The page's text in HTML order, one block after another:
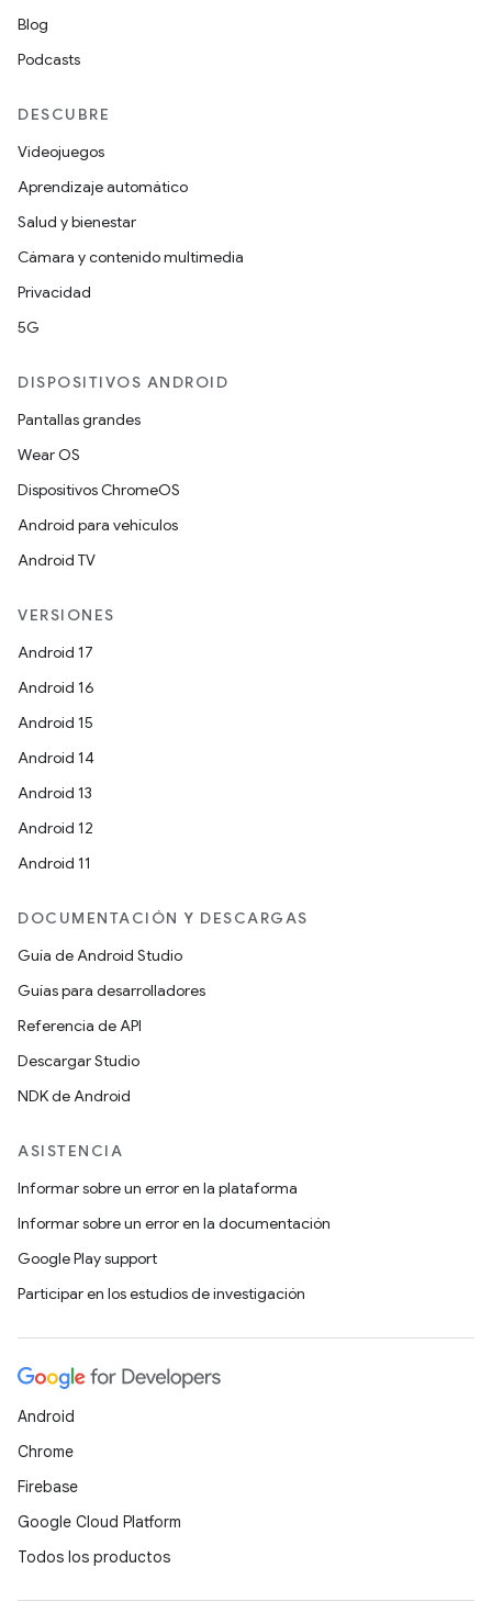
Blog
Podcasts
DESCUBRE
Videojuegos
Aprendizaje automático
Salud y bienestar
Cámara y contenido multimedia
Privacidad
5G
DISPOSITIVOS ANDROID
Pantallas grandes
Wear OS
Dispositivos ChromeOS
Android para vehículos
Android TV
VERSIONES
Android 17
Android 16
Android 15
Android 14
Android 13
Android 12
Android 11
DOCUMENTACIÓN Y DESCARGAS
Guía de Android Studio
Guías para desarrolladores
Referencia de API
Descargar Studio
NDK de Android
ASISTENCIA
Informar sobre un error en la plataforma
Informar sobre un error en la documentación
Google Play support
Participar en los estudios de investigación
Android
Chrome
Firebase
Google Cloud Platform
Todos los productos